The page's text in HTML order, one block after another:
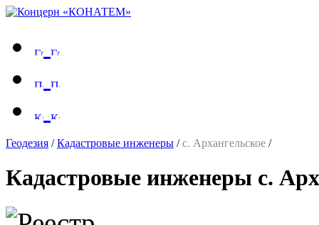
Геодезия /Кадастровые инженеры /с. Архангельское /
Кадастровые инженеры с.